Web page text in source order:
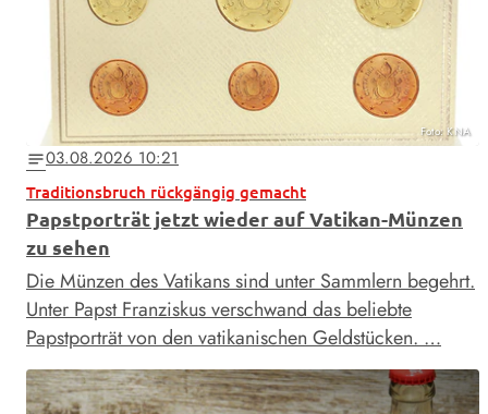
Foto: KNA
notes03.08.2026 10:21
Traditionsbruch rückgängig gemacht
Papstporträt jetzt wieder auf Vatikan-Münzen
zu sehen
Die Münzen des Vatikans sind unter Sammlern begehrt.
Unter Papst Franziskus verschwand das beliebte
Papstporträt von den vatikanischen Geldstücken. …